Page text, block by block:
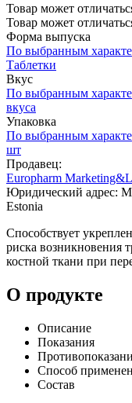
Товар может
Товар может
Форма выпуска
По выбранным
Таблетки
Вкус
По выбранным
вкуса
Упаковка
По выбранным
шт
Продавец:
Europharm
Юридический адрес:
Estonia
Способствует
риска возникновения
костной ткани при
О продукте
Описание
Показания
Способ
Состав